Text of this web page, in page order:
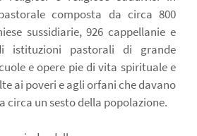
pastorale composta da circa 800
sussidiarie, 926 cappellanie e
istituzioni pastorali di grande
e opere pie di vita spirituale e
ai poveri e agli orfani che davano
circa un sesto della popolazione.